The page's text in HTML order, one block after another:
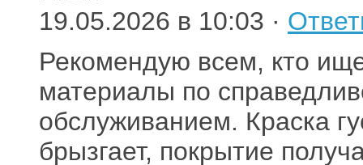
19.05.2026 в 10:03 ·
Рекомендую всем, кто
материалы по
обслуживанием. Краска
брызгает, покрытие